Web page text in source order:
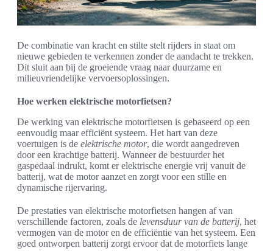
De combinatie van kracht en stilte stelt rijders in staat om
nieuwe gebieden te verkennen zonder de aandacht te trekken.
Dit sluit aan bij de groeiende vraag naar duurzame en
milieuvriendelijke vervoersoplossingen.
Hoe werken elektrische motorfietsen?
De werking van elektrische motorfietsen is gebaseerd op een
eenvoudig maar efficiënt systeem. Het hart van deze
voertuigen is de elektrische motor, die wordt aangedreven
door een krachtige batterij. Wanneer de bestuurder het
gaspedaal indrukt, komt er elektrische energie vrij vanuit de
batterij, wat de motor aanzet en zorgt voor een stille en
dynamische rijervaring.
De prestaties van elektrische motorfietsen hangen af van
verschillende factoren, zoals de levensduur van de batterij, het
vermogen van de motor en de efficiëntie van het systeem. Een
goed ontworpen batterij zorgt ervoor dat de motorfiets lange